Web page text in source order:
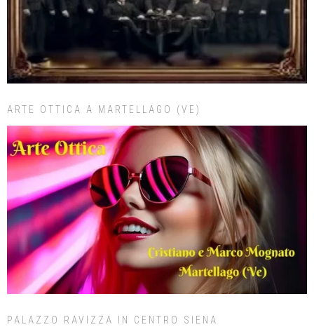
ARTE OTTICA A MARTELLAGO (VE)
PALAZZO RAVIZZA IN CENTRO SIENA